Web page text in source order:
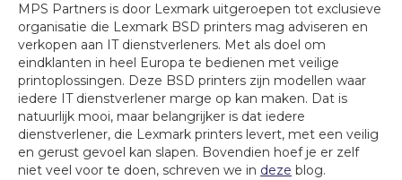
MPS Partners is door Lexmark uitgeroepen tot exclusieve
organisatie die Lexmark BSD printers mag adviseren en
verkopen aan IT dienstverleners. Met als doel om
eindklanten in heel Europa te bedienen met veilige
printoplossingen. Deze BSD printers zijn modellen waar
iedere IT dienstverlener marge op kan maken. Dat is
natuurlijk mooi, maar belangrijker is dat iedere
dienstverlener, die Lexmark printers levert, met een veilig
en gerust gevoel kan slapen. Bovendien hoef je er zelf
niet veel voor te doen, schreven we in deze blog.